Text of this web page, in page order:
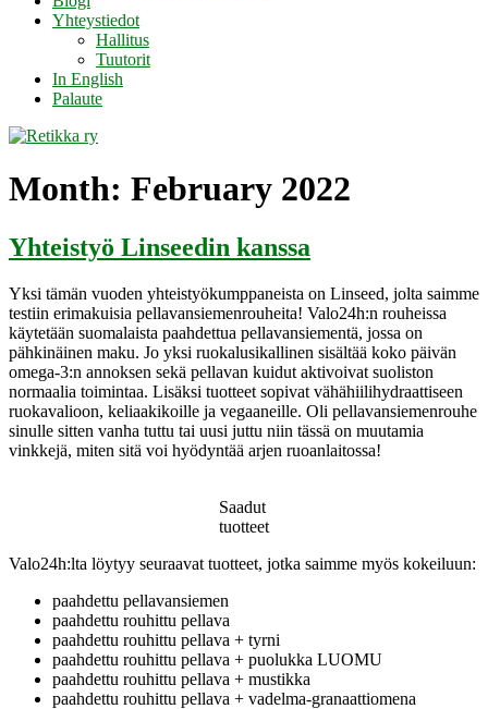
Yhteystiedot
Hallitus
Tuutorit
In English
Palaute
Month: February 2022
Yhteistyö Linseedin kanssa
Yksi tämän vuoden yhteistyökumppaneista on Linseed, jolta saimme
testiin erimakuisia pellavansiemenrouheita! Valo24h:n rouheissa
käytetään suomalaista paahdettua pellavansiementä, jossa on
pähkinäinen maku. Jo yksi ruokalusikallinen sisältää koko päivän
omega-3:n annoksen sekä pellavan kuidut aktivoivat suoliston
normaalia toimintaa. Lisäksi tuotteet sopivat vähähiilihydraattiseen
ruokavalioon, keliaakikoille ja vegaaneille. Oli pellavansiemenrouhe
sinulle sitten vanha tuttu tai uusi juttu niin tässä on muutamia
vinkkejä, miten sitä voi hyödyntää arjen ruoanlaitossa!
Saadut
tuotteet
Valo24h:lta löytyy seuraavat tuotteet, jotka saimme myös kokeiluun:
paahdettu pellavansiemen
paahdettu rouhittu pellava
paahdettu rouhittu pellava + tyrni
paahdettu rouhittu pellava + puolukka LUOMU
paahdettu rouhittu pellava + mustikka
paahdettu rouhittu pellava + vadelma-granaattiomena